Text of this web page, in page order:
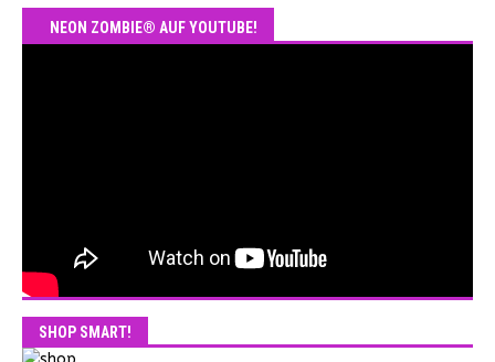
NEON ZOMBIE® AUF YOUTUBE!
SHOP SMART!